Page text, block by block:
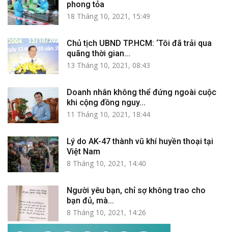
phong tỏa
18 Tháng 10, 2021, 15:49
Chủ tịch UBND TP.HCM: ‘Tôi đã trải qua
quãng thời gian...
13 Tháng 10, 2021, 08:43
Doanh nhân không thể đứng ngoài cuộc
khi cộng đồng nguy...
11 Tháng 10, 2021, 18:44
Lý do AK-47 thành vũ khí huyền thoại tại
Việt Nam
8 Tháng 10, 2021, 14:40
Người yêu bạn, chỉ sợ không trao cho
bạn đủ, mà...
8 Tháng 10, 2021, 14:26